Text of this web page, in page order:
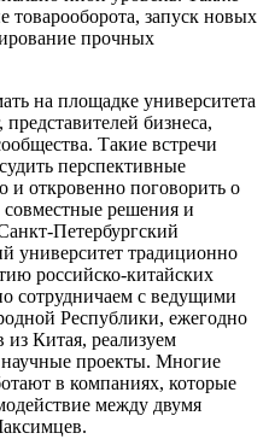
товарооборота, запуск новых
прочных
на площадке университета
бизнеса,
Такие встречи
перспективные
и откровенно поговорить о
решения и
Петербургский
университет традиционно
российско-китайских
сотрудничаем с ведущими
Республики, ежегодно
из Китая, реализуем
научные проекты. Многие
в компаниях, которые
между двумя